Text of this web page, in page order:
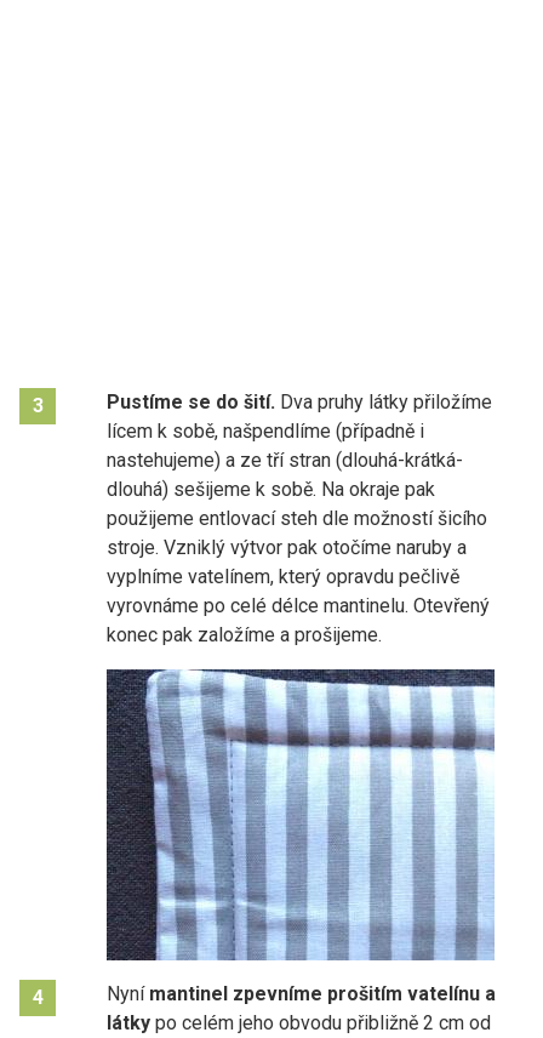
3 Pustíme se do šití. Dva pruhy látky přiložíme
lícem k sobě, našpendlíme (případně i
nastehujeme) a ze tří stran (dlouhá-krátká-
dlouhá) sešijeme k sobě. Na okraje pak
použijeme entlovací steh dle možností šicího
stroje. Vzniklý výtvor pak otočíme naruby a
vyplníme vatelínem, který opravdu pečlivě
vyrovnáme po celé délce mantinelu. Otevřený
konec pak založíme a prošijeme.
4 Nyní mantinel zpevníme prošitím vatelínu a
látky po celém jeho obvodu přibližně 2 cm od